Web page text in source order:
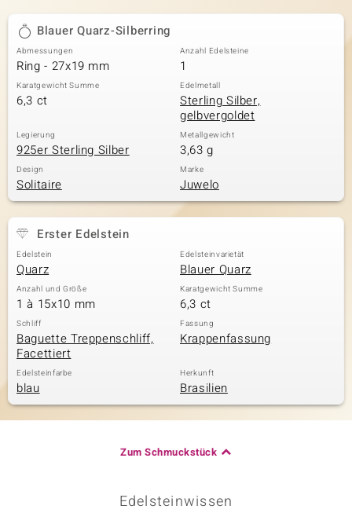
Classics
Blauer Quarz-Silberring
Abmessungen
Ring - 27x19 mm
Anzahl Edelsteine
1
Karatgewicht Summe
6,3 ct
Edelmetall
Sterling Silber,
gelbvergoldet
Legierung
925er Sterling Silber
Metallgewicht
3,63 g
Design
Solitaire
Marke
Juwelo
Erster Edelstein
Edelstein
Quarz
Edelsteinvarietät
Blauer Quarz
Anzahl und Größe
1 à 15x10 mm
Karatgewicht Summe
6,3 ct
Schliff
Baguette Treppenschliff,
Facettiert
Fassung
Krappenfassung
Edelsteinfarbe
blau
Herkunft
Brasilien
Zum Schmuckstück
Edelsteinwissen